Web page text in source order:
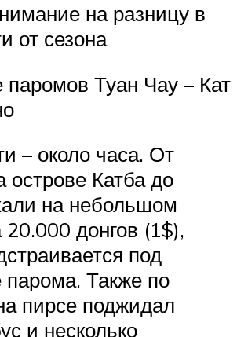
на разницу в
от сезона
паромов Туан Чау – Кат
– около часа. От
острове Катба до
на небольшом
20.000 донгов (1$),
под
парома. Также по
пирсе поджидал
и несколько